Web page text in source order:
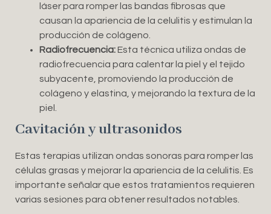
láser para romper las bandas fibrosas que
causan la apariencia de la celulitis y estimulan la
producción de colágeno.
Radiofrecuencia:Esta técnica utiliza ondas de
radiofrecuencia para calentar la piel y el tejido
subyacente, promoviendo la producción de
colágeno y elastina, y mejorando la textura de la
piel.
Cavitación y ultrasonidos
Estas terapias utilizan ondas sonoras para romper las
células grasas y mejorar la apariencia de la celulitis. Es
importante señalar que estos tratamientos requieren
varias sesiones para obtener resultados notables.